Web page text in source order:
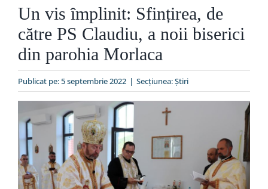
Organizare
Liturgic
Special
Un vis împlinit: Sfințirea, de
către PS Claudiu, a noii biserici
din parohia Morlaca
Publicat pe: 5 septembrie 2022 | Secțiunea:Ştiri